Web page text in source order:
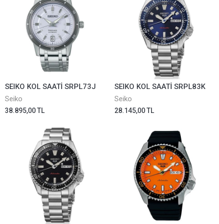
SEIKO KOL SAATİ SRPL73J
Seiko
38.895,00 TL
SEIKO KOL SAATİ SRPL83K
Seiko
28.145,00 TL